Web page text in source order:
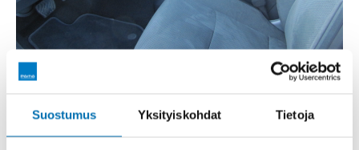
Suostumus Yksityiskohdat Tietoja
Automaattivaihteen valitsin keskikonsolissa on kuin
Keskikonsoli on ihan oma juttunsa. Lähes 50 vuotta
piti autoilla, että kirjoittaja törmäsi ensimmäiseen,